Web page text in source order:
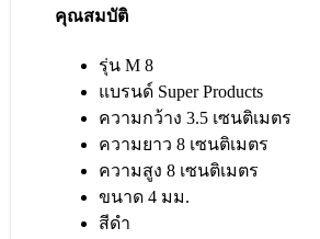
คุณสมบัติ
รุ่น M 8
แบรนด์ Super Products
ความกว้าง 3.5 เซนติเมตร
ความยาว 8 เซนติเมตร
ความสูง 8 เซนติเมตร
ขนาด 4 มม.
สีดำ